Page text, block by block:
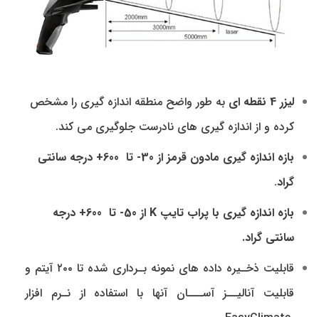
لیزر 4 نقطه ای
به طور واضح منطقه اندازه گیری را مشخص
کرده و از اندازه گیری های نادرست جلوگیری می کند.
بازه اندازه گیری مادون قرمز از 30- تا 600+ درجه سانتی
گراد.
بازه اندازه گیری با پراب تایپ K از 50- تا 600+ درجه
سانتی گراد.
قابلیت ذخـیره داده های نمونه بـرداری شده تا ۲۰۰ آیتم و
قابلیت آنالیــز آســـان آنها با استفاده از نـرم افزار